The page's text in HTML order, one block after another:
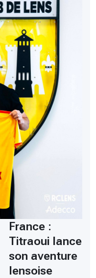
France :
Titraoui lance
son aventure
lensoise